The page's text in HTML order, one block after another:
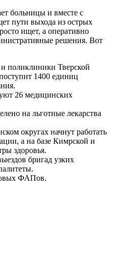
больницы и вместе с
пути выхода из острых
ищет, а оперативно
решения. Вот
поликлиники Тверской
1400 единиц
26 медицинских
на льготные лекарства
округах начнут работать
а на базе Кимрской и
здоровья.
бригад узких
ФАПов.